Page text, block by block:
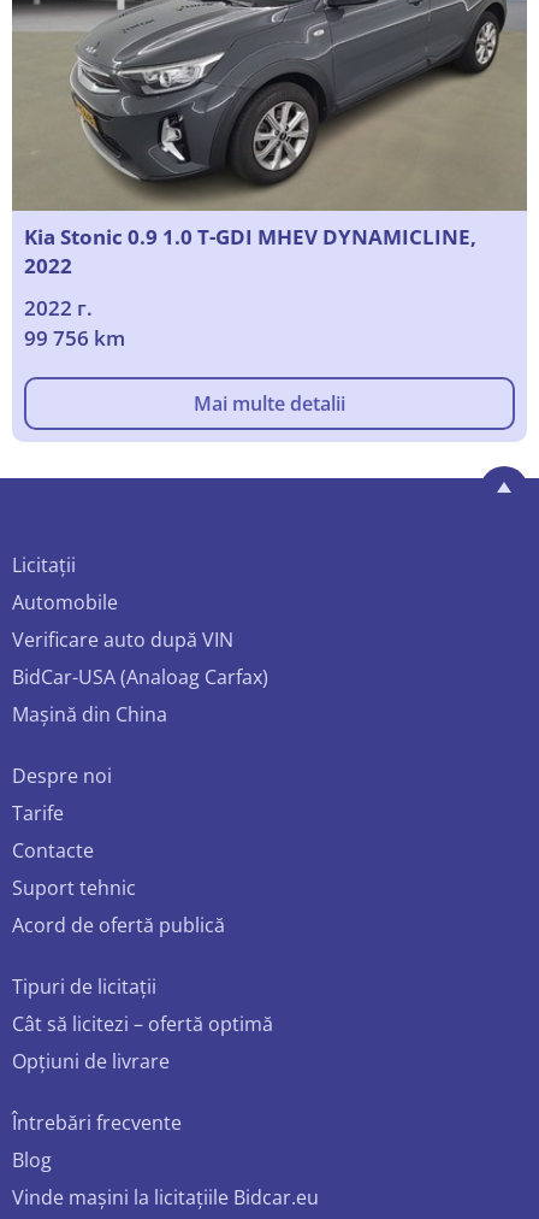
Kia Stonic 0.9 1.0 T-GDI MHEV DYNAMICLINE,
2022
2022 г.
99 756 km
Mai multe detalii
Licitații
Automobile
Verificare auto după VIN
BidCar-USA (Analoag Carfax)
Mașină din China
Despre noi
Tarife
Contacte
Suport tehnic
Acord de ofertă publică
Tipuri de licitații
Cât să licitezi – ofertă optimă
Opțiuni de livrare
Întrebări frecvente
Blog
Vinde mașini la licitațiile Bidcar.eu